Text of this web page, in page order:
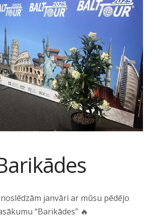
janvāri ar mūsu pēdējo
“Barikādes” 🔥